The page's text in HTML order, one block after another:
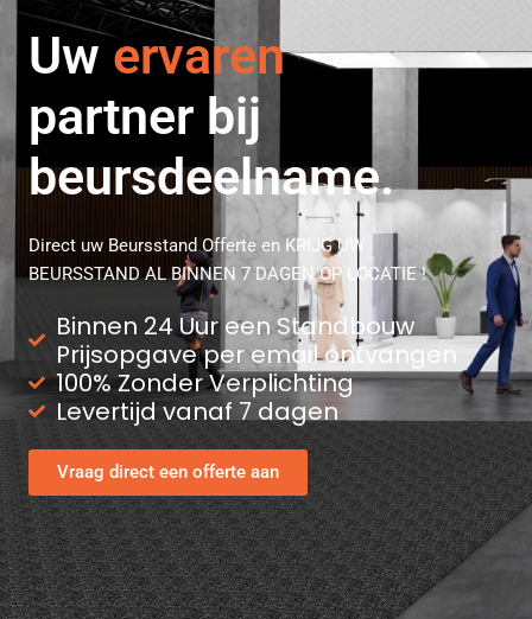
Uw professionele
partner bij
beursdeelname.
Direct uw Beursstand Offerte en KRIJG UW
BEURSSTAND AL BINNEN 7 DAGEN OP LOCATIE !
Binnen 24 Uur een Standbouw
Prijsopgave per email ontvangen
100% Zonder Verplichting
Levertijd vanaf 7 dagen
Vraag direct een offerte aan